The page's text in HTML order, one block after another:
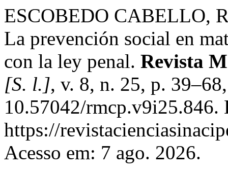
ESCOBEDO CABELLO,
La prevención social en
con la ley penal. Revista
[S. l.], v. 8, n. 25, p.
10.57042/rmcp.v9i25.846.
https://
Acesso em: 7 ago. 2026.